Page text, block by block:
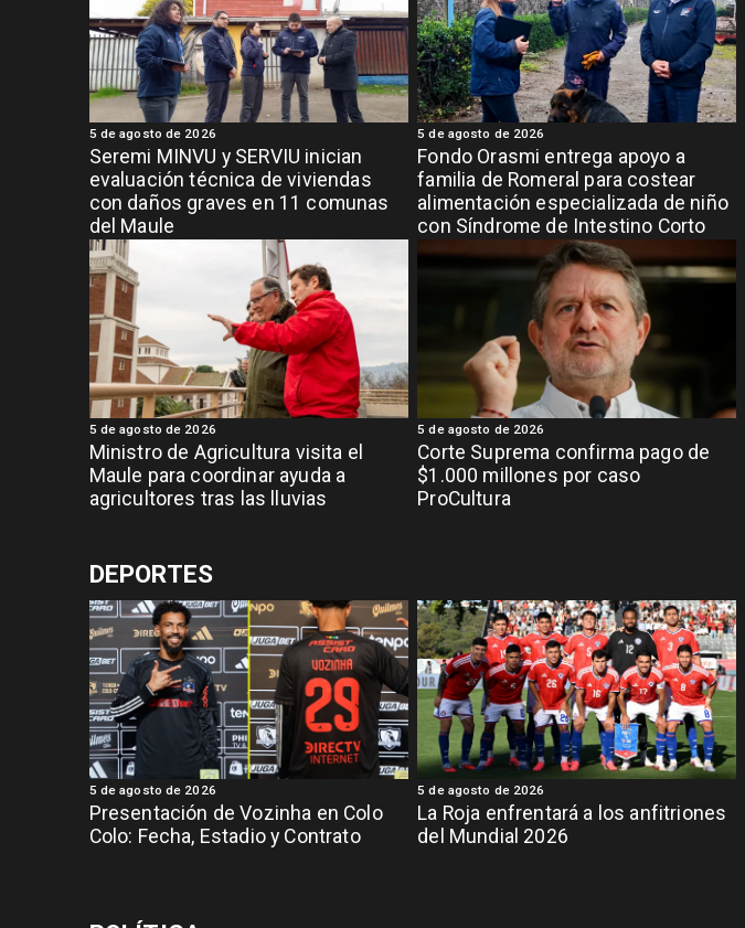
Seremi MINVU y SERVIU inician
evaluación técnica de viviendas
con daños graves en 11 comunas
del Maule
5 de agosto de 2026
Fondo Orasmi entrega apoyo a
familia de Romeral para costear
alimentación especializada de niño
con Síndrome de Intestino Corto
5 de agosto de 2026
Ministro de Agricultura visita el
Maule para coordinar ayuda a
agricultores tras las lluvias
5 de agosto de 2026
Corte Suprema confirma pago de
$1.000 millones por caso
ProCultura
5 de agosto de 2026
DEPORTES
Presentación de Vozinha en Colo
Colo: Fecha, Estadio y Contrato
5 de agosto de 2026
La Roja enfrentará a los anfitriones
del Mundial 2026
5 de agosto de 2026